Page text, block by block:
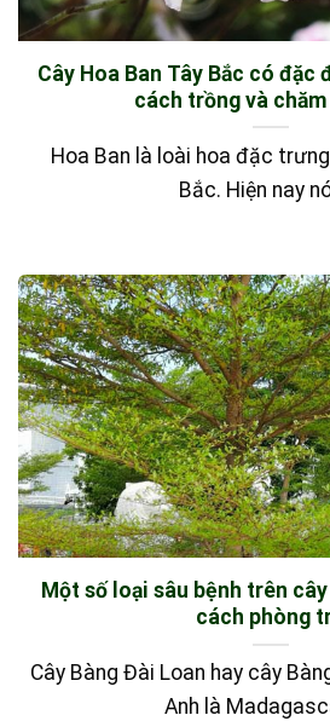
Cây Hoa Ban Tây Bắc có đặc
cách trồng và
Hoa Ban là loài hoa đặc
Bắc. Hiện nay
Một số loại sâu bệnh trên
cách phòng
Cây Bàng Đài Loan hay cây
Anh là